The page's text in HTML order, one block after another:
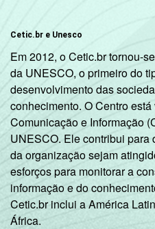
Cetic.br e Unesco
Em 2012, o Cetic.br tornou-
da UNESCO, o primeiro do
desenvolvimento das
conhecimento. O Centro
Comunicação e Informação
UNESCO. Ele contribui
da organização sejam
esforços para monitorar a
informação e do
Cetic.br inclui a América
África.